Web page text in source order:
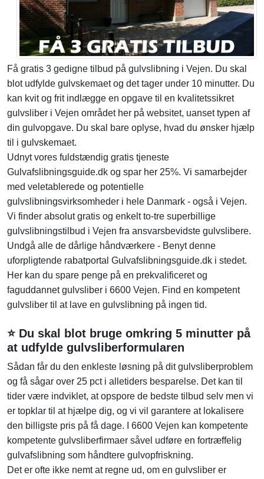
Få gratis 3 gedigne tilbud på gulvslibning i Vejen. Du skal
blot udfylde gulvskemaet og det tager under 10 minutter. Du
kan kvit og frit indlægge en opgave til en kvalitetssikret
gulvsliber i Vejen området her på websitet, uanset typen af
din gulvopgave. Du skal bare oplyse, hvad du ønsker hjælp
til i gulvskemaet.
Udnyt vores fuldstændig gratis tjeneste
Gulvafslibningsguide.dk og spar her 25%. Vi samarbejder
med veletablerede og potentielle
gulvslibningsvirksomheder i hele Danmark - også i Vejen.
Vi finder absolut gratis og enkelt to-tre superbillige
gulvslibningstilbud i Vejen fra ansvarsbevidste gulvslibere.
Undgå alle de dårlige håndværkere - Benyt denne
uforpligtende rabatportal Gulvafslibningsguide.dk i stedet.
Her kan du spare penge på en prekvalificeret og
faguddannet gulvsliber i 6600 Vejen. Find en kompetent
gulvsliber til at lave en gulvslibning på ingen tid.
⭐ Du skal blot bruge omkring 5 minutter på
at udfylde gulvsliberformularen
Sådan får du den enkleste løsning på dit gulvsliberproblem
og få sågar over 25 pct i alletiders besparelse. Det kan til
tider være indviklet, at opspore de bedste tilbud selv men vi
er topklar til at hjælpe dig, og vi vil garantere at lokalisere
den billigste pris på få dage. I 6600 Vejen kan kompetente
kompetente gulvsliberfirmaer såvel udføre en fortræffelig
gulvafslibning som håndtere gulvopfriskning.
Det er ofte ikke nemt at regne ud, om en gulvsliber er